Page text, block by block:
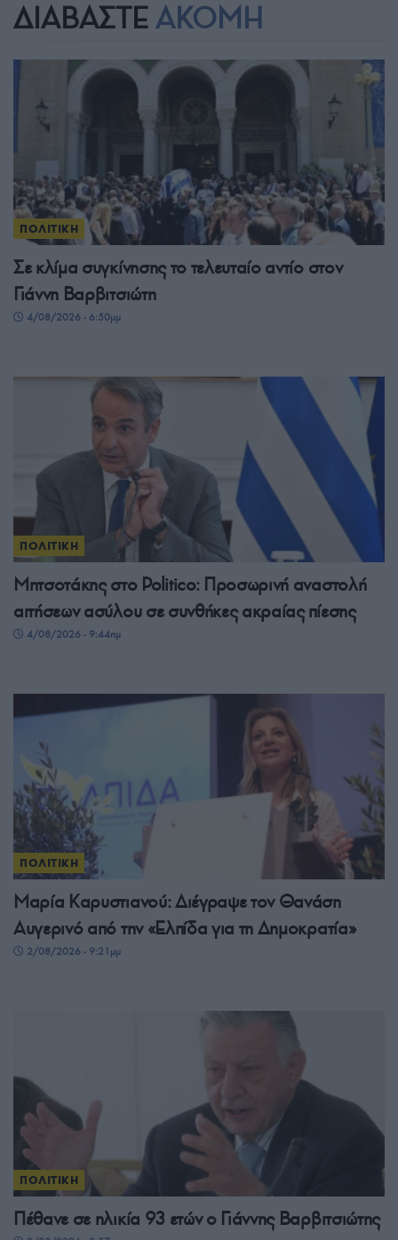
ΔΙΑΒΑΣΤΕ ΑΚΟΜΗ
ΠΟΛΙΤΙΚΗ
Σε κλίμα συγκίνησης το τελευταίο αντίο στον
Γιάννη Βαρβιτσιώτη
4/08/2026 - 6:50μμ
ΠΟΛΙΤΙΚΗ
Μητσοτάκης στο Politico: Προσωρινή αναστολή
αιτήσεων ασύλου σε συνθήκες ακραίας πίεσης
4/08/2026 - 9:44πμ
ΠΟΛΙΤΙΚΗ
Μαρία Καρυστιανού: Διέγραψε τον Θανάση
Αυγερινό από την «Ελπίδα για τη Δημοκρατία»
2/08/2026 - 9:21μμ
ΠΟΛΙΤΙΚΗ
Πέθανε σε ηλικία 93 ετών ο Γιάννης Βαρβιτσιώτης